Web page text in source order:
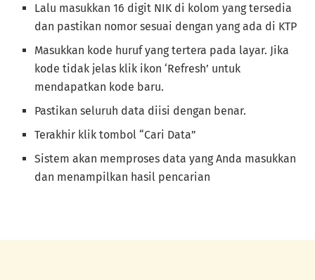
Lalu masukkan 16 digit NIK di kolom yang tersedia
dan pastikan nomor sesuai dengan yang ada di KTP
Masukkan kode huruf yang tertera pada layar. Jika
kode tidak jelas klik ikon ‘Refresh’ untuk
mendapatkan kode baru.
Pastikan seluruh data diisi dengan benar.
Terakhir klik tombol “Cari Data”
Sistem akan memproses data yang Anda masukkan
dan menampilkan hasil pencarian